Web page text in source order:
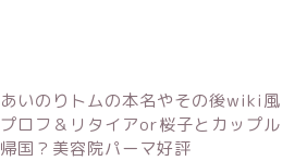
あいのりトムの本名やその後wiki風
プロフ＆リタイアor桜子とカップル
帰国？美容院パーマ好評